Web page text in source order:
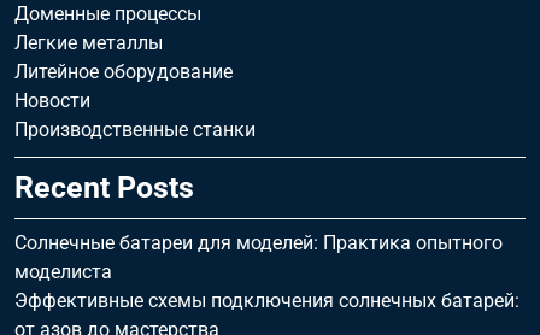
Доменные процессы
Легкие металлы
Литейное оборудование
Новости
Производственные станки
Recent Posts
Солнечные батареи для моделей: Практика опытного
моделиста
Эффективные схемы подключения солнечных батарей:
от азов до мастерства